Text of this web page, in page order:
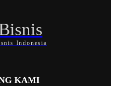
Indonesia
KAMI